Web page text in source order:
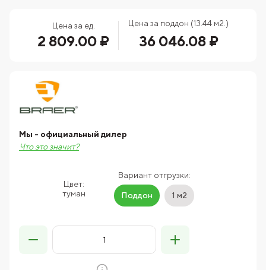
Цена за ед.
2 809.00 ₽
Цена за поддон (13.44 м2.)
36 046.08 ₽
Цвет:
туман
Вариант отгрузки:
Поддон 1 м2
Мы - официальный дилер
Что это значит?